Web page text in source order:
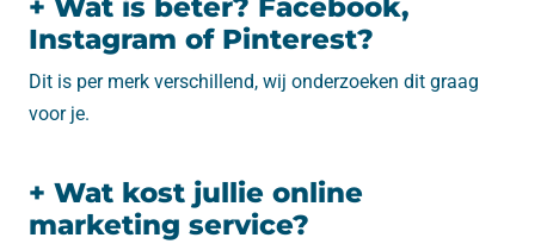
+ Wat is beter? Facebook,
Instagram of Pinterest?
Dit is per merk verschillend, wij onderzoeken dit graag
voor je.
+ Wat kost jullie online
marketing service?